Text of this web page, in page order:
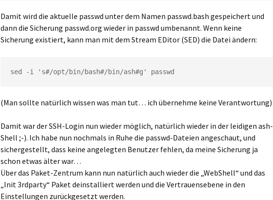
Damit wird die aktuelle passwd unter dem Namen passwd.bash gespeichert und
dann die Sicherung passwd.org wieder in passwd umbenannt. Wenn keine
Sicherung existiert, kann man mit dem Stream EDitor (SED) die Datei ändern:
sed -i 's#/opt/bin/bash#/bin/ash#g' passwd
(Man sollte natürlich wissen was man tut… ich übernehme keine Verantwortung)
Damit war der SSH-Login nun wieder möglich, natürlich wieder in der leidigen ash-
Shell ;-). Ich habe nun nochmals in Ruhe die passwd-Dateien angeschaut, und
sichergestellt, dass keine angelegten Benutzer fehlen, da meine Sicherung ja
schon etwas älter war…
Über das Paket-Zentrum kann nun natürlich auch wieder die „WebShell“ und das
„Init 3rdparty“ Paket deinstalliert werden und die Vertrauensebene in den
Einstellungen zurückgesetzt werden.